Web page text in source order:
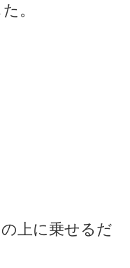
。
上に乗せるだ